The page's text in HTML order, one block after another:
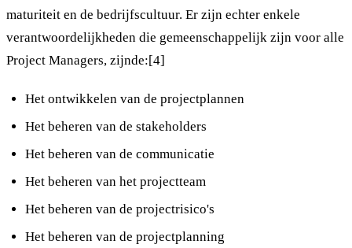
maturiteit en de bedrijfscultuur. Er zijn echter enkele
verantwoordelijkheden die gemeenschappelijk zijn voor alle
Project Managers, zijnde:[4]
Het ontwikkelen van de projectplannen
Het beheren van de stakeholders
Het beheren van de communicatie
Het beheren van het projectteam
Het beheren van de projectrisico's
Het beheren van de projectplanning